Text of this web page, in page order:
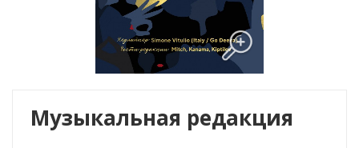
Музыкальная редакция